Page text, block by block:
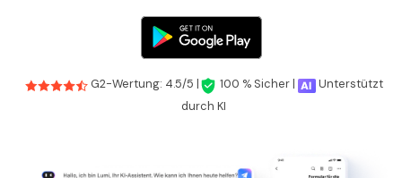
G2-Wertung: 4.5/5 | 100 % Sicher |
Unterstützt
durch KI